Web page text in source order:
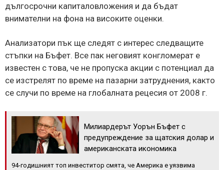
дългосрочни капиталовложения и да бъдат
внимателни на фона на високите оценки.
Анализатори пък ще следят с интерес следващите
стъпки на Бъфет. Все пак неговият конгломерат е
известен с това, че не пропуска акции с потенциал да
се изстрелят по време на пазарни затруднения, както
се случи по време на глобалната рецесия от 2008 г.
Милиардерът Уорън Бъфет с
предупреждение за щатския долар и
американската икономика
94-годишният топ инвеститор смята, че Америка е уязвима